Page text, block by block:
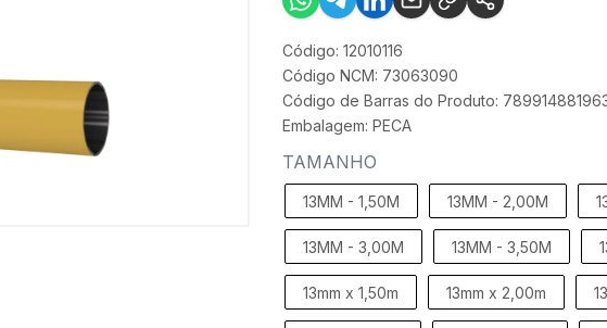
Código: 12010116
Código NCM: 73063090
Código de Barras do Produto:
Embalagem: PECA
TAMANHO
13MM - 1,50M 13MM - 2,00M
13MM - 3,00M 13MM - 3,50M
13mm x 1,50m 13mm x 2,00m